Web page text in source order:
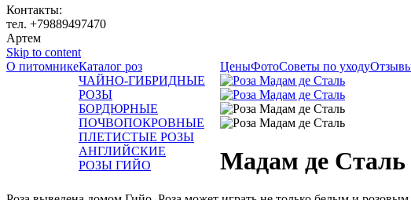
Контакты:
тел. +79889497470
Артем
Skip to content
О питомникеКаталог роз
ЧАЙНО-ГИБРИДНЫЕ
РОЗЫ
БОРДЮРНЫЕ
ПОЧВОПОКРОВНЫЕ
ПЛЕТИСТЫЕ РОЗЫ
АНГЛИЙСКИЕ
РОЗЫ ГИЙО
ЦеныФотоСоветы по уходу
Мадам де Сталь